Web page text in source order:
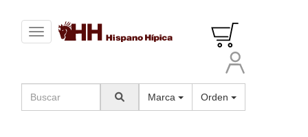
Toggle navigation
Marca Orden